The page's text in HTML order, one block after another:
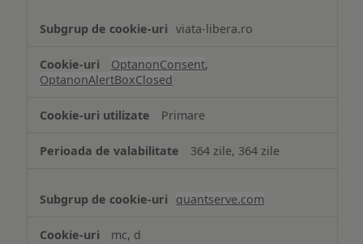
viata-libera.ro
OptanonConsent,
OptanonAlertBoxClosed
Primare
364 zile, 364 zile
quantserve.com
mc, d